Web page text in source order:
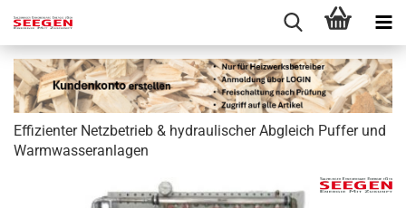
Effizienter Netzbetrieb & hydraulischer Abgleich Puffer und
Warmwasseranlagen